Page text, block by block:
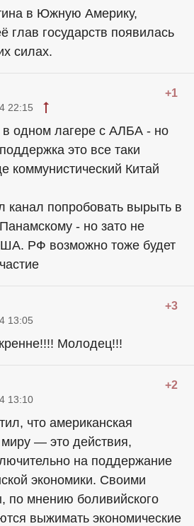
в Южную Америку,
глав государств появилась
силах.
+1
22:15
в одном лагере с АЛБА - но
это все таки
коммунистический Китай
канал попробовать вырыть в
- но зато не
РФ возможно тоже будет
+3
13:05
Молодец!!!
+2
13:10
что американская
— это действия,
на поддержание
экономики. Своими
по мнению боливийского
выжимать экономические